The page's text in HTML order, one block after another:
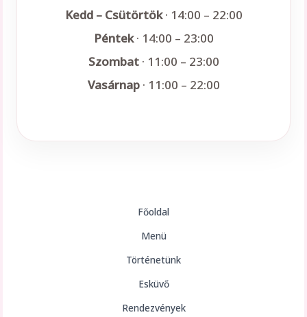
Kedd – Csütörtök· 14:00 – 22:00
Péntek· 14:00 – 23:00
Szombat· 11:00 – 23:00
Vasárnap· 11:00 – 22:00
Főoldal
Menü
Történetünk
Esküvő
Rendezvények